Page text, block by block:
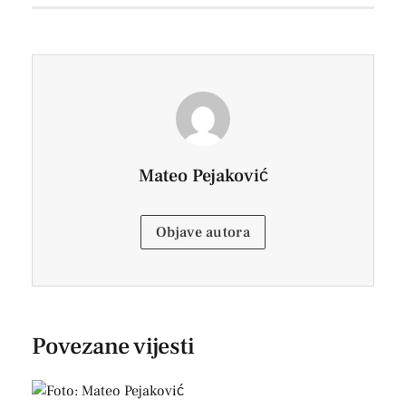
Mateo Pejaković
Objave autora
Povezane vijesti